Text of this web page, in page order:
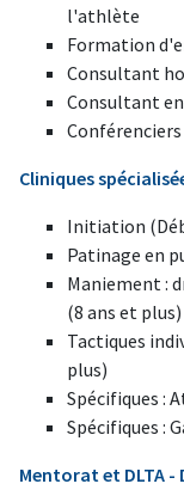
l'athlète
Formation
Consultant
Consultant
Conférenciers
Cliniques
Initiation
Patinage en
Maniement :
(8 ans et plus)
Tactiques
plus)
Spécifiques :
Spécifiques :
Mentorat et DLTA